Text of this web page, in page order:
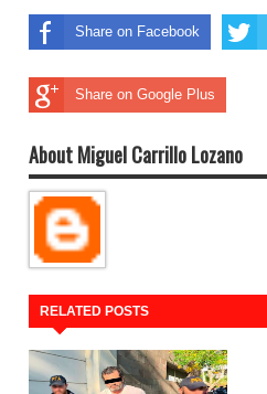
Share on Facebook
Share on Google Plus
About Miguel Carrillo Lozano
RELATED POSTS